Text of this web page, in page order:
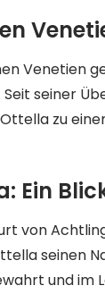
Venetien
seiner
zu
Ein
von
seinen
und im